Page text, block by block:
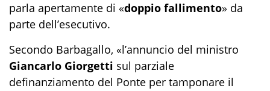
parla apertamente di «doppio fallimento» da
parte dell’esecutivo.
Secondo Barbagallo, «l’annuncio del ministro
Giancarlo Giorgetti sul parziale
definanziamento del Ponte per tamponare il